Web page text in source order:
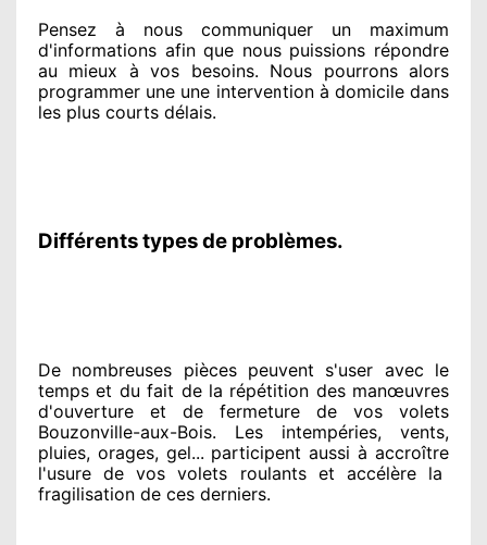
Pensez à nous communiquer un maximum
d'informations afin que nous puissions répondre
au mieux à vos besoins. Nous pourrons alors
programmer une une intervention à domiciledans
les plus courts délais.
Différents types de problèmes.
De nombreuses pièces peuvent s'user avec le
temps et du fait de la répétition des manœuvres
d'ouverture et de fermeture de vos volets
Bouzonville-aux-Bois. Les intempéries, vents,
pluies, orages, gel... participent aussi à accroître
l'usure de vos volets roulants et accélère la
fragilisation de ces derniers.